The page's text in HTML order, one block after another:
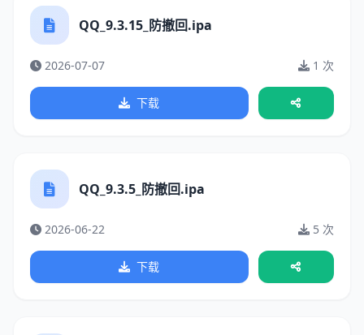
QQ_9.3.15_防撤回.ipa
2026-07-07 1 次
下载
QQ_9.3.5_防撤回.ipa
2026-06-22 5 次
下载